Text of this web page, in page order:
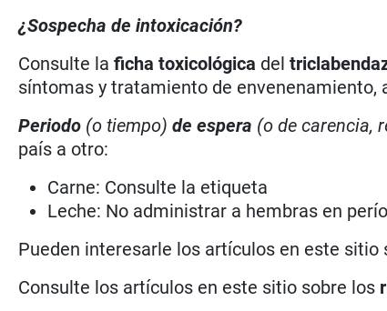
¿Sospecha de intoxicación?
Consulte laficha toxicológica del
síntomas y tratamiento de envenenamiento,
Periodo (o tiempo) de espera (o de carencia,
país a otro:
Carne: Consulte la etiqueta
Leche: No administrar a hembras en
Pueden interesarle los artículos en este sitio
Consulte los artículos en este sitio sobre los